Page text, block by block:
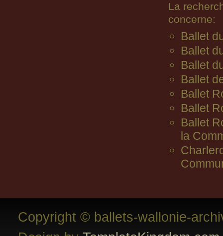
La
concerne:
Ballet
Ballet
Ballet
Ballet
Ballet
Ballet
Ballet
la
Copyright © ballets-wallonie-